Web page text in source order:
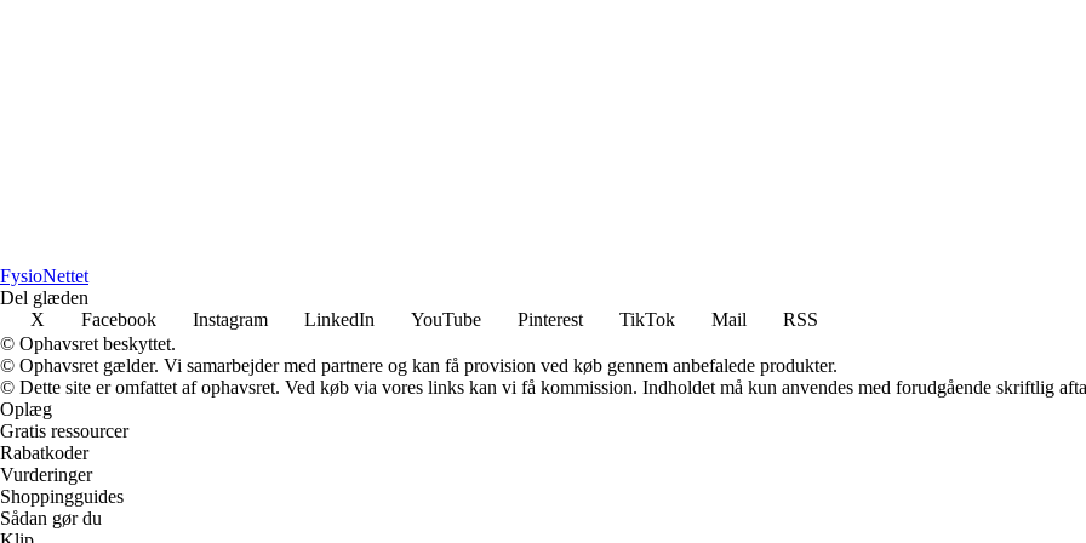
FysioNettet
Del glæden
X
Facebook Instagram LinkedIn YouTube Pinterest TikTok Mail
RSS
© Ophavsret beskyttet.
© Ophavsret gælder. Vi samarbejder med partnere og kan få provision ved køb gennem anbefalede produkter.
© Dette site er omfattet af ophavsret. Ved køb via vores links kan vi få kommission. Indholdet må kun anvendes med forudgående skriftlig
Oplæg
Gratis ressourcer
Rabatkoder
Vurderinger
Shoppingguides
Sådan gør du